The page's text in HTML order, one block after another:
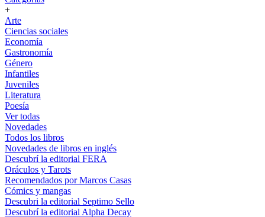
+
Arte
Ciencias sociales
Economía
Gastronomía
Género
Infantiles
Juveniles
Literatura
Poesía
Ver todas
Novedades
Todos los libros
Novedades de libros en inglés
Descubrí la editorial FERA
Oráculos y Tarots
Recomendados por Marcos Casas
Cómics y mangas
Descubri la editorial Septimo Sello
Descubrí la editorial Alpha Decay